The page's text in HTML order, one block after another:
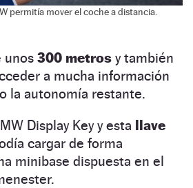
permitía mover el coche a distancia.
unos 300 metros y también
a mucha información
la autonomía restante.
Display Key y esta llave
cargar de forma
minibase dispuesta en el